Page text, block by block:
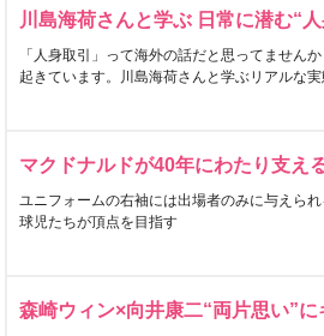
川島海荷さんと学ぶ 日常に潜む“
「人身取引」って海外の話だと思ってません
起きています。川島海荷さんと学ぶリアルな
マクドナルドが40年にわたり支え
ユニフォームの右袖には出場者のみに与えら
球児たちが頂点を目指す
森崎ウィン×向井康二“両片思い”